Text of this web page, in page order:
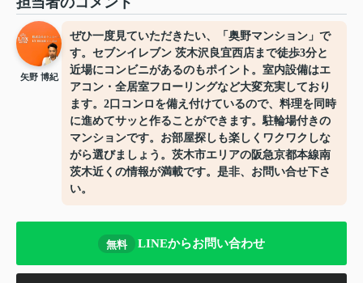
矢野 博紀
ぜひ一度見ていただきたい、「奥野マンション」で
す。セブンイレブン 茨木沢良宜西店まで徒歩3分と
近場にコンビニがあるのもポイント。室内設備はエ
アコン・全居室フローリングなど大変充実しており
ます。2口コンロを備え付けているので、料理を同時
に進めてサッと作ることができます。駐輪場付きの
マンションです。お部屋探しも楽しくワクワクしな
がら選びましょう。茨木市エリアの阪急京都本線南
茨木近くの情報が満載です。是非、お問い合せ下さ
い。
無料 LINEからお問い合わせ